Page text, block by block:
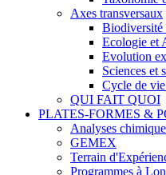
Axes transversaux
Biodiversité
Ecologie et
Evolution
Sciences et
Cycle de
QUI FAIT QUOI
PLATES-FORMES &
Analyses
GEMEX
Terrain
Programmes à